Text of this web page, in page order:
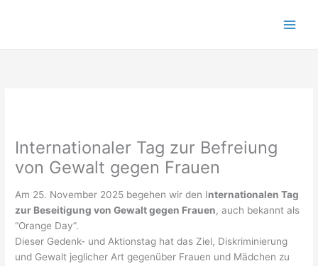
Internationaler Tag zur Befreiung
von Gewalt gegen Frauen
Am 25. November 2025 begehen wir den Internationalen Tag
zur Beseitigung von Gewalt gegen Frauen, auch bekannt als
“Orange Day”.
Dieser Gedenk- und Aktionstag hat das Ziel, Diskriminierung
und Gewalt jeglicher Art gegenüber Frauen und Mädchen zu